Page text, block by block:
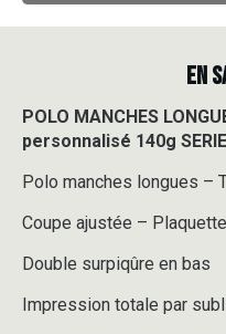
EN
POLO MANCHES
personnalisé 140g
Polo manches longues –
Coupe ajustée –
Double surpiqûre en bas
Impression totale par